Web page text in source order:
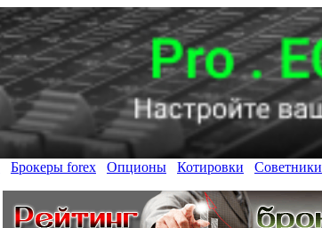
Брокеры forex Опционы Котировки Советники